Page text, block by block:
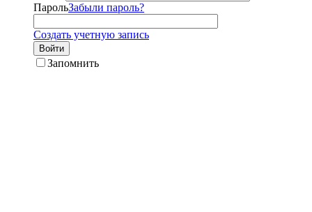
ПарольЗабыли пароль?
Создать учетную запись
Войти
Запомнить